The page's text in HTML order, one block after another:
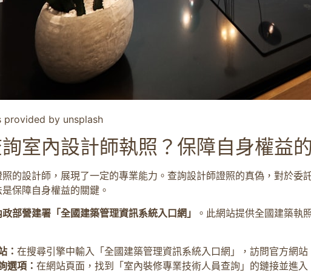
provided by unsplash
室內設計師執照？保障自身權益
的設計師，展現了一定的專業能力。查詢設計師證照的真偽，對於
保障自身權益的關鍵。
政部營建署「全國建築管理資訊系統入口網」
。此網站提供全國建築執
： 在搜尋引擎中輸入「全國建築管理資訊系統入口網」，訪問官方網
選項： 在網站頁面，找到「室內裝修專業技術人員查詢」的鏈接並進入